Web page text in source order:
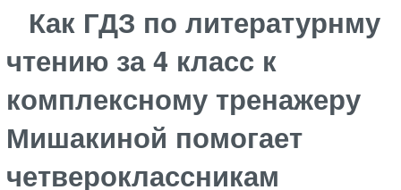
Как ГДЗ по литературнму
чтению за 4 класс к
комплексному тренажеру
Мишакиной помогает
четвероклассникам